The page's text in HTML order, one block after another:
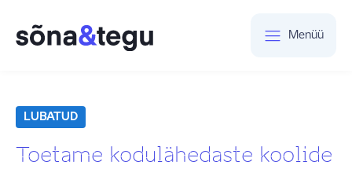
Menüü
LUBATUD
Toetame kodulähedaste koolide